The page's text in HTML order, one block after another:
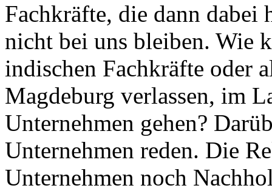
Fachkräfte, die dann dabei
nicht bei uns bleiben. Wie
indischen Fachkräfte oder
Magdeburg verlassen, im
Unternehmen gehen?
Unternehmen reden. Die
Unternehmen noch